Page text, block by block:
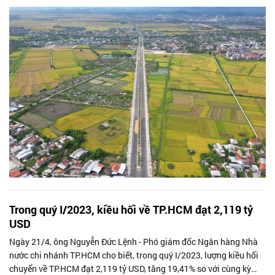
51 khu,...
Trong quý I/2023, kiều hối về TP.HCM đạt 2,119 tỷ
USD
Ngày 21/4, ông Nguyễn Đức Lệnh - Phó giám đốc Ngân hàng Nhà
nước chi nhánh TP.HCM cho biết, trong quý I/2023, lượng kiều hối
chuyển về TP.HCM đạt 2,119 tỷ USD, tăng 19,41% so với cùng kỳ